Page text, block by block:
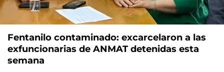
Fentanilo contaminado: excarcelaron a las
exfuncionarias de ANMAT detenidas esta
semana